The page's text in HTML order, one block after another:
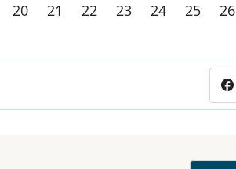
20 21 22 23 24 25 26